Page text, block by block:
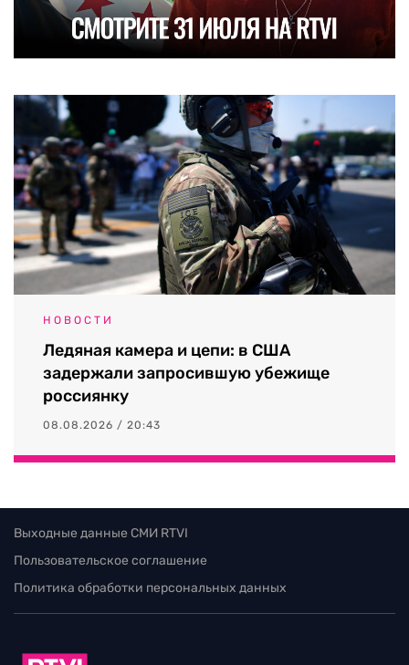
НОВОСТИ
Ледяная камера и цепи: в США
задержали запросившую убежище
россиянку
08.08.2026 / 20:43
Выходные данные СМИ RTVI
Пользовательское соглашение
Политика обработки персональных данных